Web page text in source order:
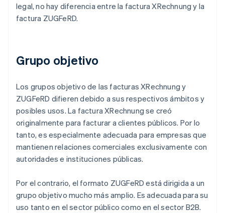
legal, no hay diferencia entre la factura XRechnung y la
factura ZUGFeRD.
Grupo objetivo
Los grupos objetivo de las facturas XRechnung y
ZUGFeRD difieren debido a sus respectivos ámbitos y
posibles usos. La factura XRechnung se creó
originalmente para facturar a clientes públicos. Por lo
tanto, es especialmente adecuada para empresas que
mantienen relaciones comerciales exclusivamente con
autoridades e instituciones públicas.
Por el contrario, el formato ZUGFeRD está dirigida a un
grupo objetivo mucho más amplio. Es adecuada para su
uso tanto en el sector público como en el sector B2B.